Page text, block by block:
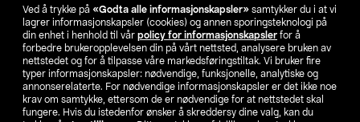
Ved å trykke på «Godta alle informasjonskapsler» samtykker du i at vi
lagrer informasjonskapsler (cookies) og annen sporingsteknologi på
din enhet i henhold til vår policy for informasjonskapsler for å
forbedre brukeropplevelsen din på vårt nettsted, analysere bruken av
nettstedet og for å tilpasse våre markedsføringstiltak. Vi bruker fire
typer informasjonskapsler: nødvendige, funksjonelle, analytiske og
annonserelaterte. For nødvendige informasjonskapsler er det ikke noe
krav om samtykke, ettersom de er nødvendige for at nettstedet skal
fungere. Hvis du istedenfor ønsker å skreddersy dine valg, kan du
Finn din butikk
SE NO FI